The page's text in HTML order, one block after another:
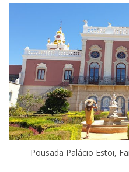
Pousada Palácio Estoi,